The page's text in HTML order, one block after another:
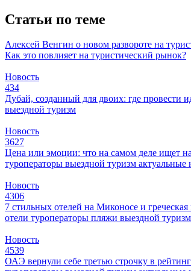
Статьи по теме
Алексей Венгин о новом развороте на
Как это повлияет на туристический рынок?
Новость
434
Дубай, созданный для двоих: где провести
выездной туризм
Новость
3627
Цена или эмоции: что на самом деле ищет
туроператоры выездной туризм актуальные
Новость
4306
7 стильных отелей на Миконосе и греческая
отели туроператоры пляжи выездной туризм
Новость
4539
ОАЭ вернули себе третью строчку в